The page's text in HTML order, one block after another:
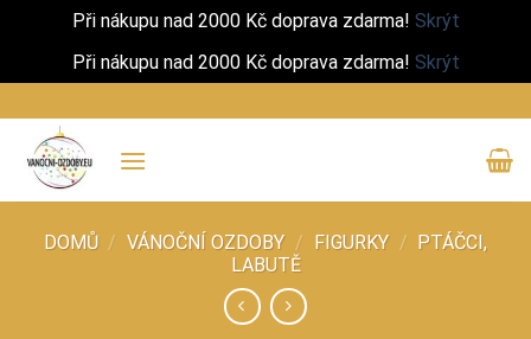
Při nákupu nad 2000 Kč doprava zdarma! Skrýt
Při nákupu nad 2000 Kč doprava zdarma! Skrýt
na
obsah
DOMŮ / VÁNOČNÍ OZDOBY / FIGURKY / PTÁČCI,
LABUTĚ